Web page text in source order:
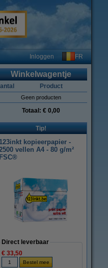
Inloggen FR
Winkelwagentje
Product
Geen producten
Totaal: € 0,00
Tip!
123inkt kopieerpapier -
vellen A4 - 80 g/m²
FSC®
Direct leverbaar
€ 33,50